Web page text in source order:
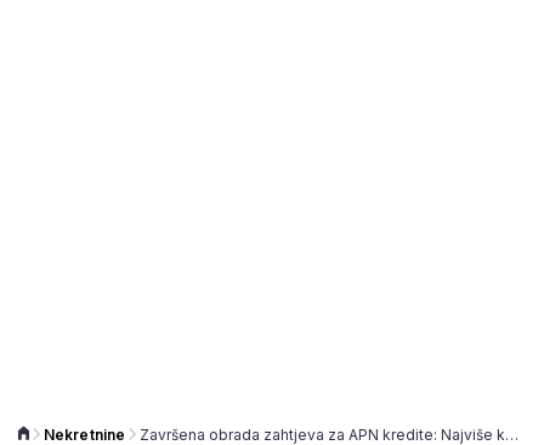
Nekretnine Završena obrada zahtjeva za APN kredite: Najviše korisnika u jednom krugu do sada